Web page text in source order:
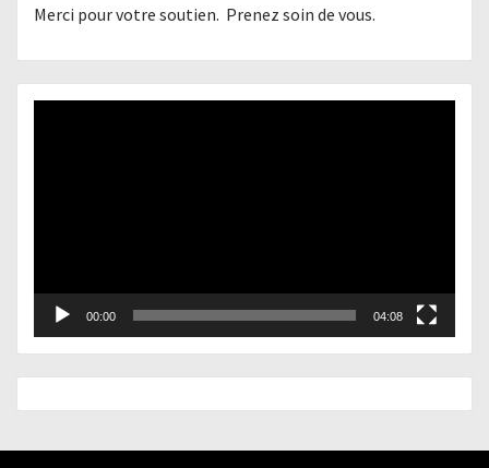
Merci pour votre soutien. Prenez soin de vous.
00:00 04:08